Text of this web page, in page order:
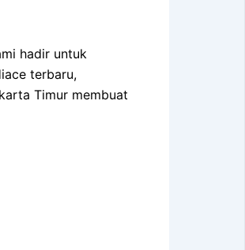
hadir untuk
terbaru,
Timur membuat